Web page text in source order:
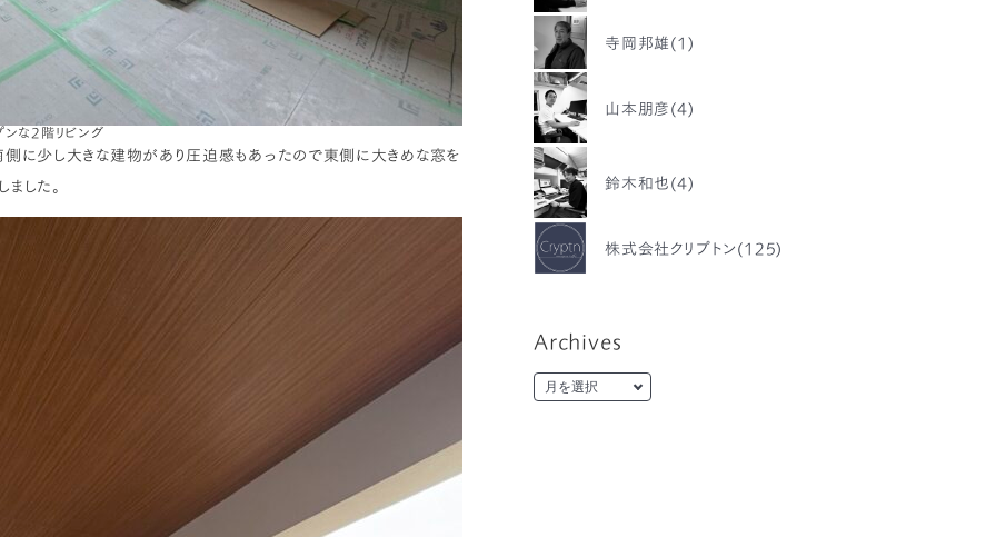
ンな2階リビング
に少し大きな建物があり圧迫感もあったので東側に大きめな窓を
した。
寺岡邦雄(1)
山本朋彦(4)
鈴木和也(4)
株式会社クリプトン(125)
Archives